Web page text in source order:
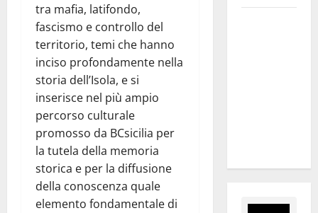
tra mafia, latifondo,
fascismo e controllo del
territorio, temi che hanno
inciso profondamente nella
storia dell’Isola, e si
inserisce nel più ampio
percorso culturale
promosso da BCsicilia per
la tutela della memoria
storica e per la diffusione
della conoscenza quale
elemento fondamentale di